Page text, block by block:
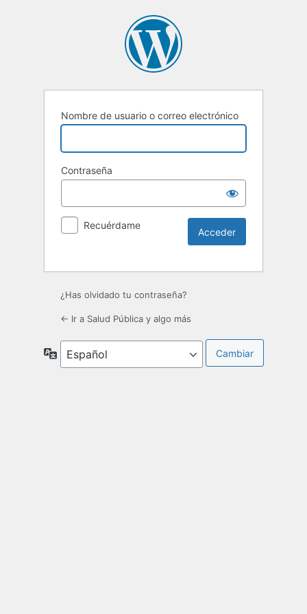
Nombre de usuario o correo electrónico
Contraseña
Recuérdame
¿Has olvidado tu contraseña?
← Ir a Salud Pública y algo más
Idioma